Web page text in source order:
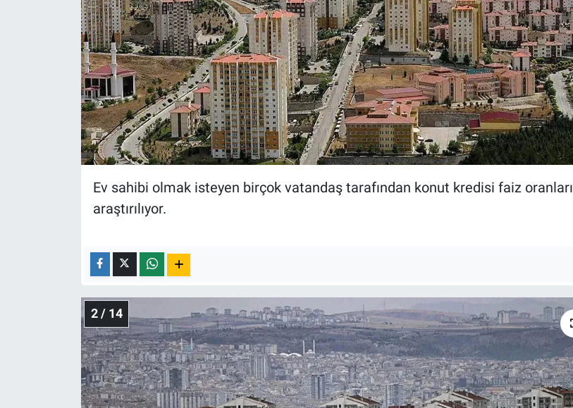
Ev sahibi olmak isteyen birçok vatandaş tarafından konut kredisi faiz oranları
araştırılıyor.
2 / 14
Kültür Sanat
Ne demişti
Popüler
Programlar
Türkiye'nin Geleceği
Türkiye'nin Gündemi
Yerel Gündem